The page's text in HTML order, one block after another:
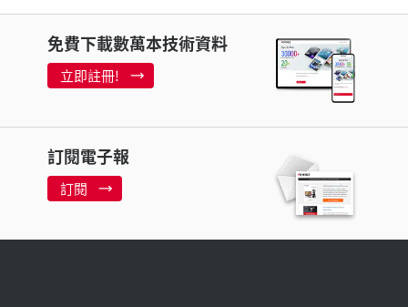
免費下載數萬本技術資料
立即註冊!
訂閱電子報
訂閱